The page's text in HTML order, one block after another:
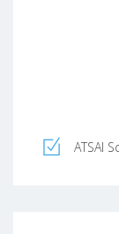
ATSAI